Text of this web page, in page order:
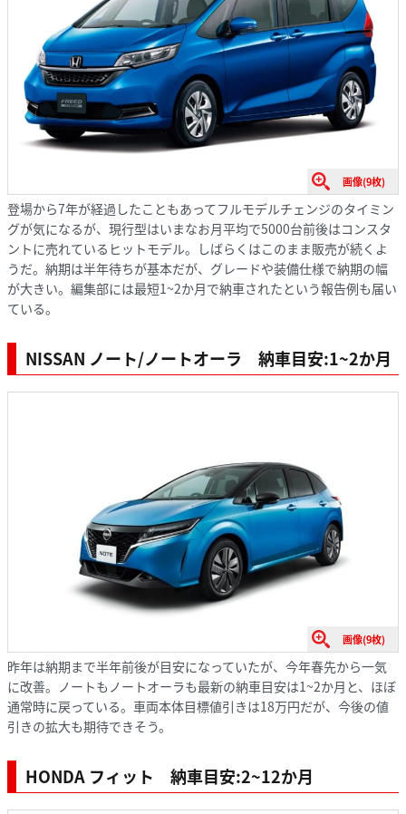
画像(9枚)
登場から7年が経過したこともあってフルモデルチェンジのタイミン
グが気になるが、現行型はいまなお月平均で5000台前後はコンスタ
ントに売れているヒットモデル。しばらくはこのまま販売が続くよ
うだ。納期は半年待ちが基本だが、グレードや装備仕様で納期の幅
が大きい。編集部には最短1~2か月で納車されたという報告例も届い
ている。
NISSAN ノート/ノートオーラ 納車目安:1~2か月
画像(9枚)
昨年は納期まで半年前後が目安になっていたが、今年春先から一気
に改善。ノートもノートオーラも最新の納車目安は1~2か月と、ほぼ
通常時に戻っている。車両本体目標値引きは18万円だが、今後の値
引きの拡大も期待できそう。
HONDA フィット 納車目安:2~12か月